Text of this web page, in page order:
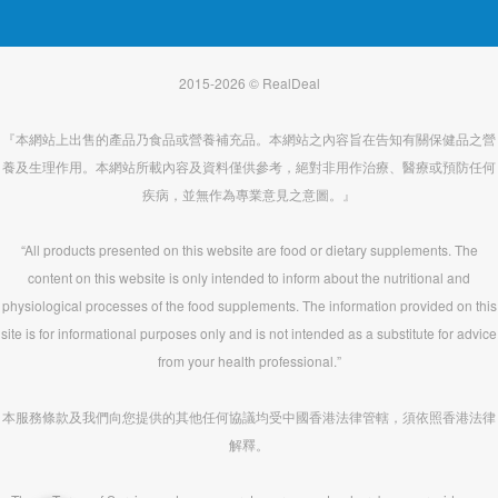
2015-2026 © RealDeal
『本網站上出售的產品乃食品或營養補充品。本網站之內容旨在告知有關保健品之營
養及生理作用。本網站所載內容及資料僅供參考，絕對非用作治療、醫療或預防任何
疾病，並無作為專業意見之意圖。』
“All products presented on this website are food or dietary supplements. The
content on this website is only intended to inform about the nutritional and
physiological processes of the food supplements. The information provided on this
site is for informational purposes only and is not intended as a substitute for advice
from your health professional.”
本服務條款及我們向您提供的其他任何協議均受中國香港法律管轄，須依照香港法律
解釋。